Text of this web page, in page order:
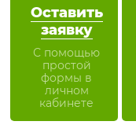
Оставить
заявку
С помощью
простой
формы в
личном
кабинете